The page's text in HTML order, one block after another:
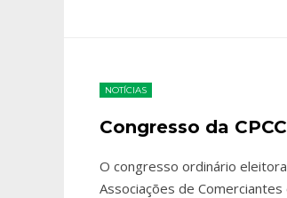
NOTÍCIAS
Congresso da
O congresso ordinário
Associações de Comerciantes